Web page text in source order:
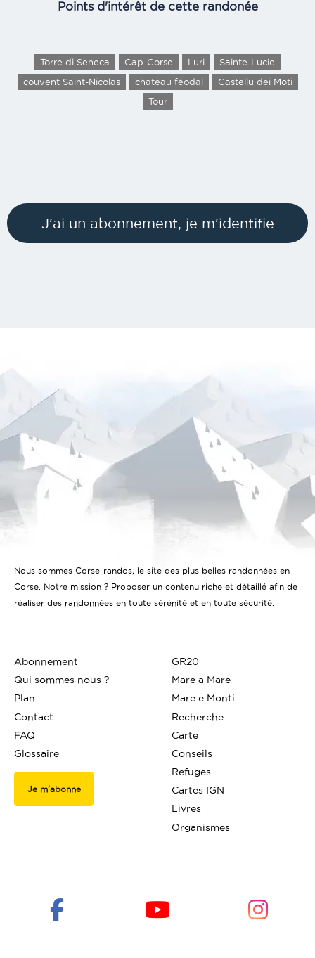
Points d'intérêt de cette randonée
Torre di Seneca Cap-Corse Luri
Sainte-Lucie
couvent Saint-Nicolas
chateau féodal
Castellu dei Moti
Tour
J'ai un abonnement, je m'identifie
Nous sommes Corse-randos, le site des plus belles randonnées en
Corse. Notre mission ? Proposer un contenu riche et détaillé afin de
réaliser des randonnées en toute sérénité et en toute sécurité.
Abonnement
Qui sommes nous ?
Plan
Contact
FAQ
Glossaire
Je m'abonne
GR20
Mare a Mare
Mare e Monti
Recherche
Carte
Conseils
Refuges
Cartes IGN
Livres
Organismes